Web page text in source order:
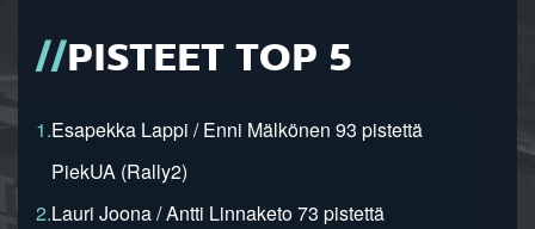
PISTEET TOP 5
1.Esapekka Lappi / Enni Mälkönen 93 pistettä
PiekUA (Rally2)
2.Lauri Joona / Antti Linnaketo 73 pistettä